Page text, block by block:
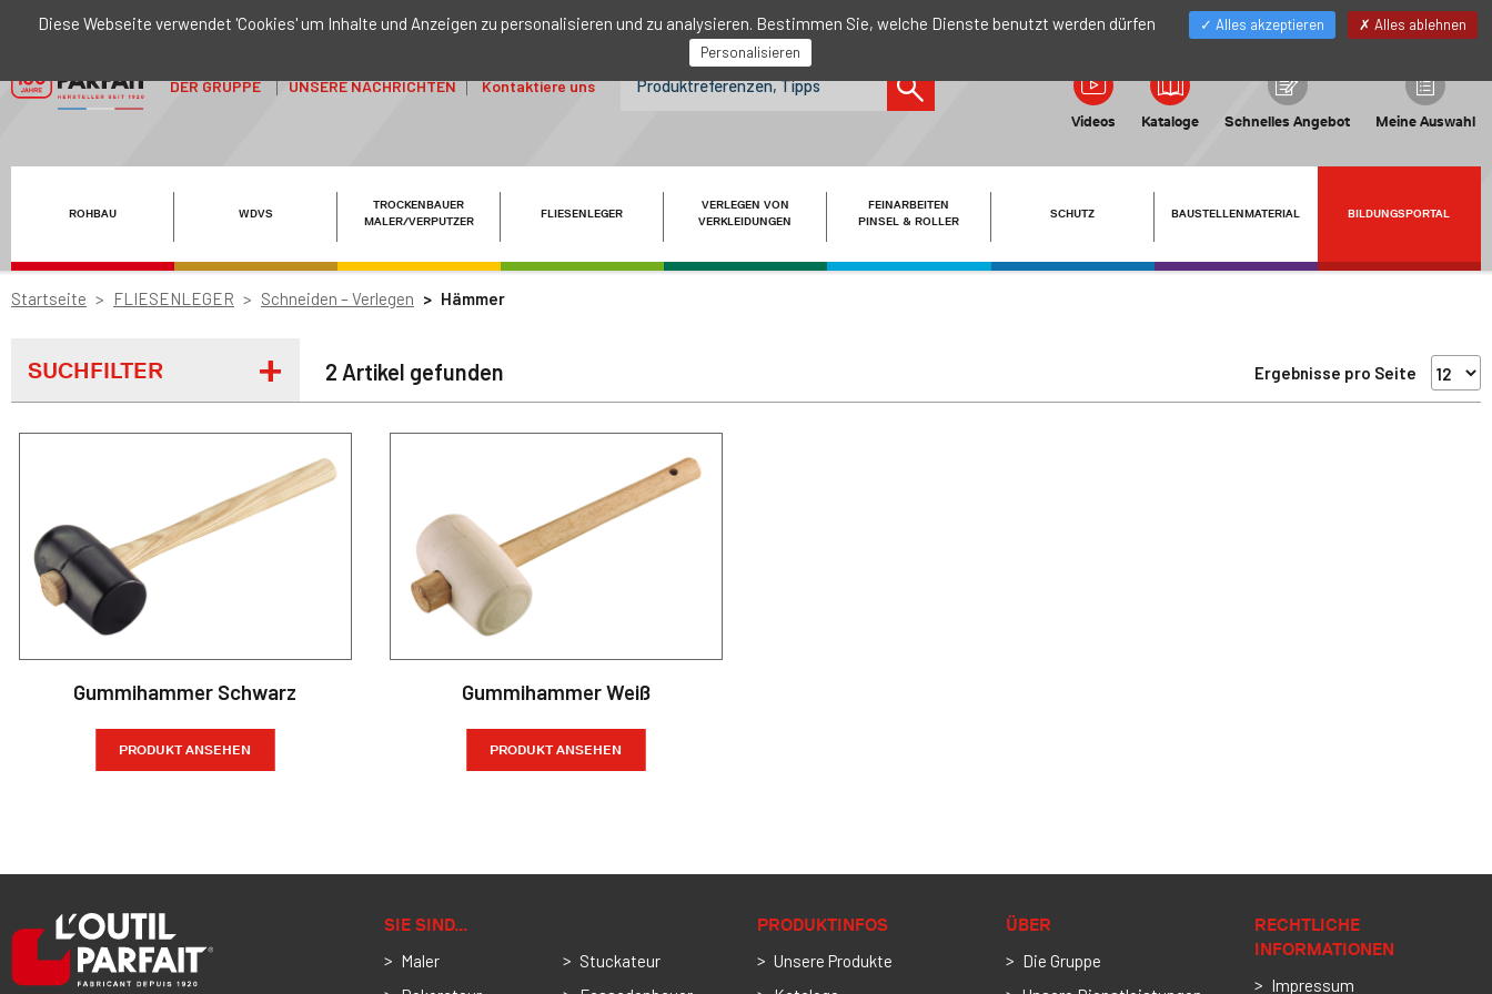
Mein Konto DE
DER GRUPPE UNSERE NACHRICHTEN Kontaktiere uns
Videos Kataloge Schnelles Angebot Meine Auswahl
ROHBAU WDVS
TROCKENBAUER
MALER/VERPUTZER
FLIESENLEGER
VERLEGEN VON
VERKLEIDUNGEN
FEINARBEITEN
PINSEL & ROLLER
SCHUTZ BAUSTELLENMATERIAL BILDUNGSPORTAL
Startseite FLIESENLEGER Schneiden – Verlegen Hämmer
SUCHFILTER 2 Artikel gefunden Ergebnisse pro Seite
Gummihammer Schwarz
PRODUKT ANSEHEN
Gummihammer Weiß
PRODUKT ANSEHEN
SIE SIND…
Maler
Stuckateur
PRODUKTINFOS
Unsere Produkte
ÜBER
Die Gruppe
RECHTLICHE
INFORMATIONEN
Impressum
Diese Webseite verwendet 'Cookies' um Inhalte und Anzeigen zu personalisieren und zu analysieren. Bestimmen Sie, welche Dienste benutzt werden dürfen Alles akzeptieren
Alles ablehnen
Personalisieren